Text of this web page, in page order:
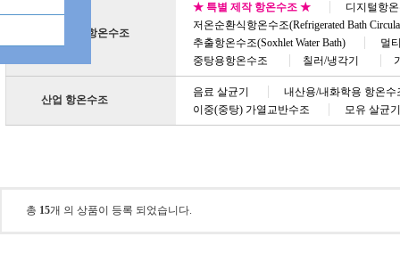
실험실용 항온수조
★ 특별 제작 항온수조 ★
디지털항온
저온순환식항온수조(Refrigerated Bath
추출항온수조(Soxhlet Water Bath)
멀
중탕용항온수조
칠러/냉각기
산업 항온수조
음료 살균기
내산용/내화학용 항온수
이중(중탕) 가열교반수조
모유 살균
총 15개 의 상품이 등록 되었습니다.